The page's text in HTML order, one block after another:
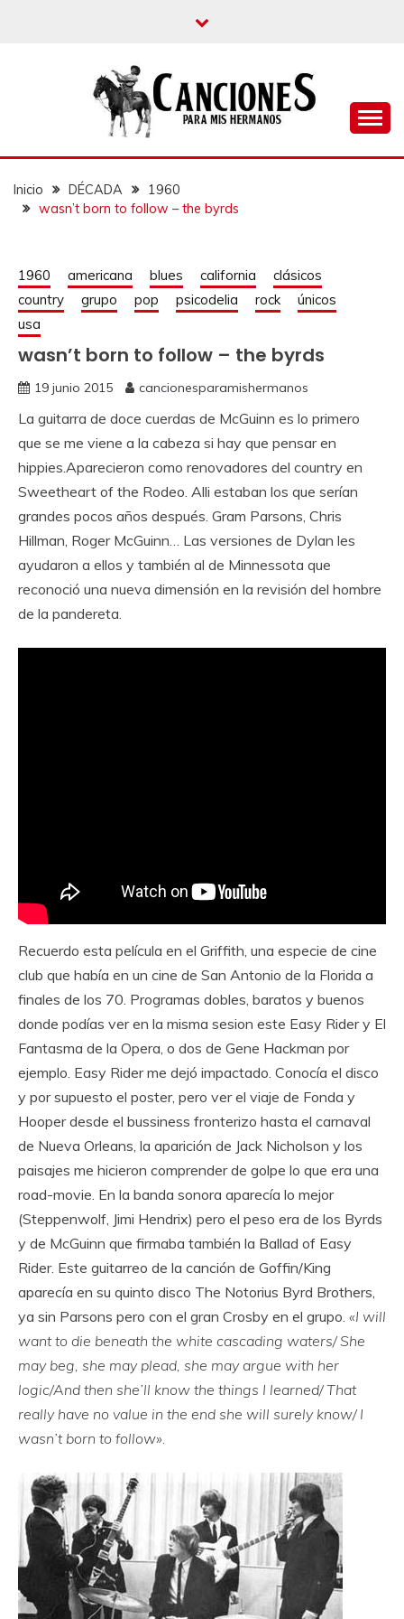
CANCIONES PARA
MIS HERMANOS
Inicio DÉCADA
1960
wasn’t born to follow – the byrds
1960 americana blues california
clásicos
country
grupo pop psicodelia rock
únicos
usa
wasn’t born to follow – the byrds
19 junio 2015 cancionesparamishermanos
La guitarra de doce cuerdas de McGuinn es lo primero
que se me viene a la cabeza si hay que pensar en
hippies.Aparecieron como renovadores del country en
Sweetheart of the Rodeo. Alli estaban los que serían
grandes pocos años después. Gram Parsons, Chris
Hillman, Roger McGuinn… Las versiones de Dylan les
ayudaron a ellos y también al de Minnessota que
reconoció una nueva dimensión en la revisión del hombre
de la pandereta.
Recuerdo esta película en el Griffith, una especie de cine
club que había en un cine de San Antonio de la Florida a
finales de los 70. Programas dobles, baratos y buenos
donde podías ver en la misma sesion este Easy Rider y El
Fantasma de la Opera, o dos de Gene Hackman por
ejemplo. Easy Rider me dejó impactado. Conocía el disco
y por supuesto el poster, pero ver el viaje de Fonda y
Hooper desde el bussiness fronterizo hasta el carnaval
de Nueva Orleans, la aparición de Jack Nicholson y los
paisajes me hicieron comprender de golpe lo que era una
road-movie. En la banda sonora aparecía lo mejor
(Steppenwolf, Jimi Hendrix) pero el peso era de los Byrds
y de McGuinn que firmaba también la Ballad of Easy
Rider. Este guitarreo de la canción de Goffin/King
aparecía en su quinto disco The Notorius Byrd Brothers,
ya sin Parsons pero con el gran Crosby en el grupo. «I will
want to die beneath the white cascading waters/ She
may beg, she may plead, she may argue with her
logic/And then she’ll know the things I learned/ That
really have no value in the end she will surely know/ I
wasn’t born to follow».